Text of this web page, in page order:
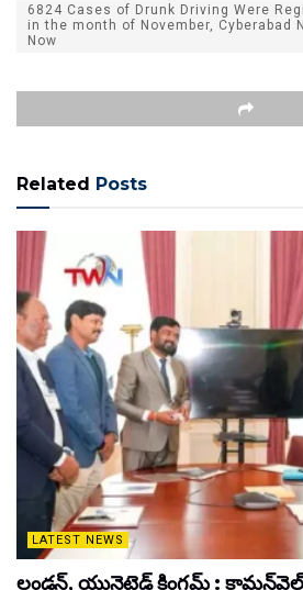
6824 Cases of Drunk Driving Were
in the month of November, Cyberabad
Now
Related Posts
LATEST NEWS
లండన్, యునైటెడ్ కింగ్డమ్ :